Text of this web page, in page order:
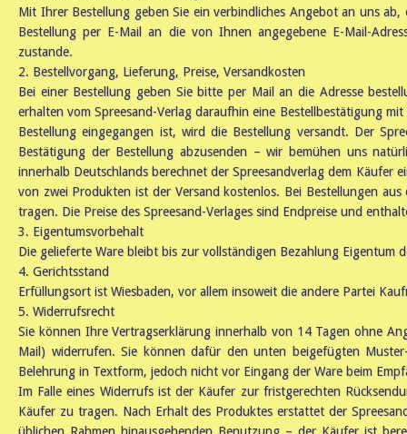
Mit Ihrer Bestellung geben Sie ein verbindliches Angebot an uns
Bestellung per E-Mail an die von Ihnen angegebene E-Mail-
zustande.
2. Bestellvorgang, Lieferung, Preise, Versandkosten
Bei einer Bestellung geben Sie bitte per Mail an die Adresse
erhalten vom Spreesand-Verlag daraufhin eine Bestellbestätigung
Bestellung eingegangen ist, wird die Bestellung versandt. Der
Bestätigung der Bestellung abzusenden – wir bemühen uns
innerhalb Deutschlands berechnet der Spreesandverlag dem Käufer
von zwei Produkten ist der Versand kostenlos. Bei Bestellungen
tragen. Die Preise des Spreesand-Verlages sind Endpreise und
3. Eigentumsvorbehalt
Die gelieferte Ware bleibt bis zur vollständigen Bezahlung Eigentum
4. Gerichtsstand
Erfüllungsort ist Wiesbaden, vor allem insoweit die andere Partei
5. Widerrufsrecht
Sie können Ihre Vertragserklärung innerhalb von 14 Tagen ohne
Mail) widerrufen. Sie können dafür den unten beigefügten
Belehrung in Textform, jedoch nicht vor Eingang der Ware beim
Im Falle eines Widerrufs ist der Käufer zur fristgerechten
Käufer zu tragen. Nach Erhalt des Produktes erstattet der